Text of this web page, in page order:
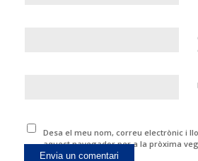
Desa el meu nom, correu electrònic i
aquest navegador per a la pròxima
comenti.